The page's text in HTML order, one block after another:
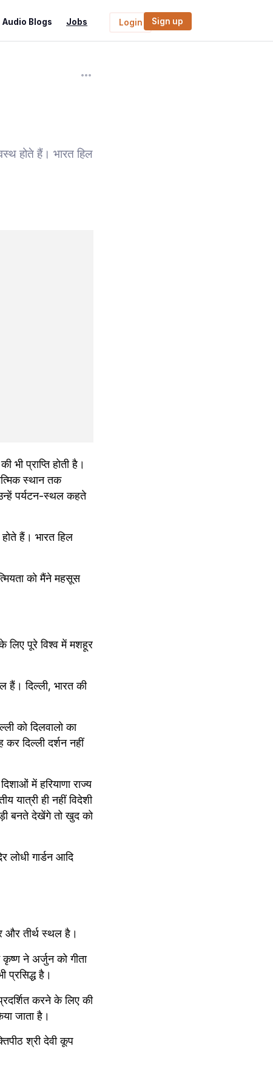
Audio Blogs Jobs Login Sign up
होते हैं। भारत हिल
भी प्राप्ति होती है।
स्थान तक
पर्यटन-स्थल कहते
हैं। भारत हिल
को मैंने महसूस
लिए पूरे विश्व में मशहूर
हैं। दिल्ली, भारत की
को दिलवालो का
दिल्ली दर्शन नहीं
में हरियाणा राज्य
यात्री ही नहीं विदेशी
बनते देखेंगे तो खुद को
लोधी गार्डन आदि
और तीर्थ स्थल है।
कृष्ण ने अर्जुन को गीता
प्रसिद्ध है।
करने के लिए की
जाता है।
श्री देवी कूप